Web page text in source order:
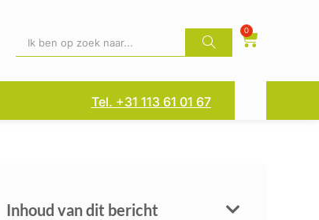
0
Tel. +31 113 61 01 67
Inhoud van dit bericht